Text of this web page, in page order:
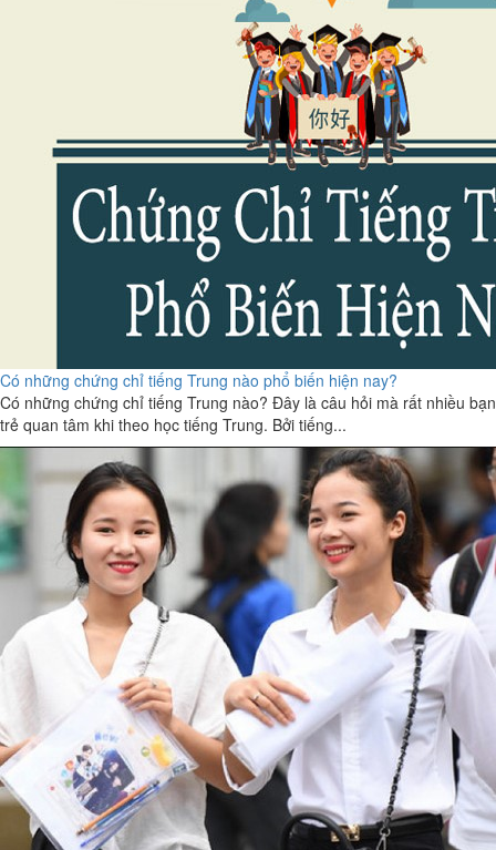
Có những chứng chỉ tiếng Trung nào phổ biến hiện nay?
Có những chứng chỉ tiếng Trung nào? Đây là câu hỏi mà rất nhiều bạn
trẻ quan tâm khi theo học tiếng Trung. Bởi tiếng...